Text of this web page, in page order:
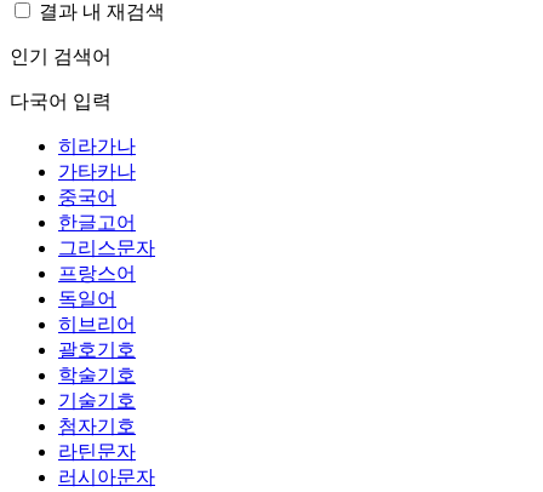
결과 내 재검색
인기 검색어
다국어 입력
히라가나
가타카나
중국어
한글고어
그리스문자
프랑스어
독일어
히브리어
괄호기호
학술기호
기술기호
첨자기호
라틴문자
러시아문자